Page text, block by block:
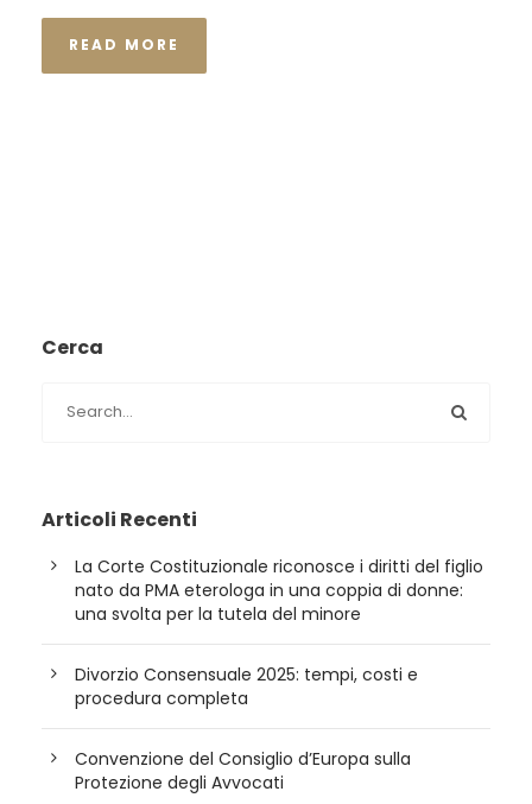
READ MORE
Cerca
Articoli Recenti
La Corte Costituzionale riconosce i diritti del figlio
nato da PMA eterologa in una coppia di donne:
una svolta per la tutela del minore
Divorzio Consensuale 2025: tempi, costi e
procedura completa
Convenzione del Consiglio d’Europa sulla
Protezione degli Avvocati